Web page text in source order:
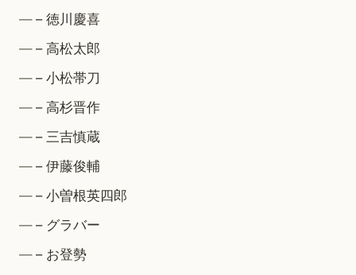
– 徳川慶喜
– 高松太郎
– 小松帯刀
– 高杉晋作
– 三吉慎蔵
– 伊藤俊輔
– 小曽根英四郎
– グラバー
– お登勢